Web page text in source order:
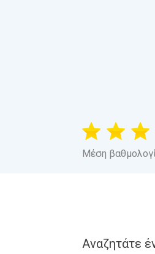
Μέση
Αναζητάτε